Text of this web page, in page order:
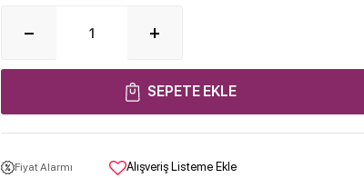
SEPETE EKLE
Fiyat Alarmı Alışveriş Listeme Ekle